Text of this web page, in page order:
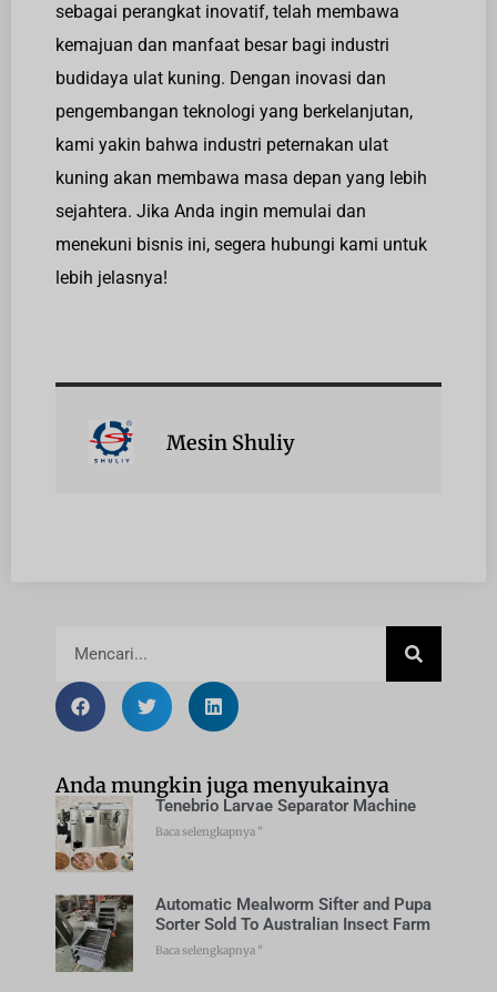
sebagai perangkat inovatif, telah membawa
kemajuan dan manfaat besar bagi industri
budidaya ulat kuning. Dengan inovasi dan
pengembangan teknologi yang berkelanjutan,
kami yakin bahwa industri peternakan ulat
kuning akan membawa masa depan yang lebih
sejahtera. Jika Anda ingin memulai dan
menekuni bisnis ini, segera hubungi kami untuk
lebih jelasnya!
Mesin Shuliy
Anda mungkin juga menyukainya
Tenebrio Larvae Separator Machine
Baca selengkapnya "
Automatic Mealworm Sifter and Pupa
Sorter Sold To Australian Insect Farm
Baca selengkapnya "